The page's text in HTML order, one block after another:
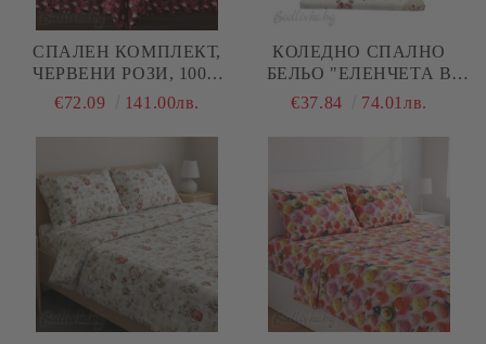
СПАЛЕН КОМПЛЕКТ,
ЧЕРВЕНИ РОЗИ, 100%
ПАМУК/ 5Д, РАНФОРС, 5
€72.09 141.00лв.
КОЛЕДНО СПАЛНО
БЕЛЬО "ЕЛЕНЧЕТА В
ТОПКИ- ЕКРЮ", ЗА
НАТУРАЛЕН ПАМУК
€37.84 74.01лв.